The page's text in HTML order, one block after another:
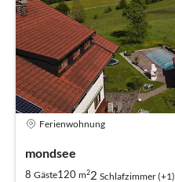
Ferienwohnung
mondsee
8 Gäste120 m22 Schlafzimmer (+1)